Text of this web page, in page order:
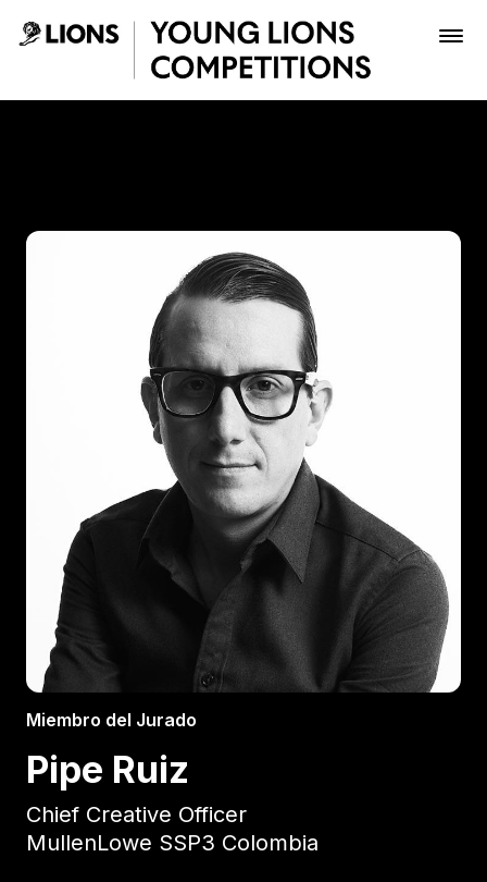
Saltar al contenido principal
Inscribir
Boletería
Miembro del Jurado
Pipe Ruiz
Chief Creative Officer
MullenLowe SSP3 Colombia